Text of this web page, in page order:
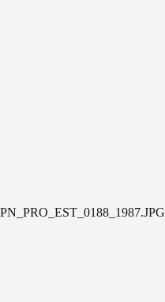
PN_PRO_EST_0188_1987.JPG